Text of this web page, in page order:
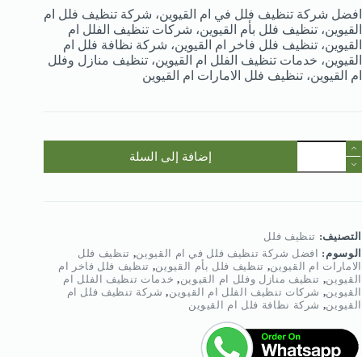
د.إ10.00.
د.إ5.00.
افضل شركة تنظيف فلل في ام القيوين، شركة تنظيف فلل ام
القيوين، تنظيف فلل بأم القيوين، شركات تنظيف الفلل ام
القيوين، تنظيف فلل فاخر ام القيوين، شركة نظافة فلل ام
القيوين، خدمات تنظيف الفلل ام القيوين، تنظيف منازل وفلل
ام القيوين، تنظيف فلل الامارات ام القيوين
كمية
افضل
شركة
ام
القيوين
:0568950034
إضافة إلى السلة
التصنيف: تنظيف فلل
الوسوم:
افضل شركة تنظيف فلل في ام القيوين, تنظيف فلل
الامارات ام القيوين, تنظيف فلل بأم القيوين, تنظيف فلل فاخر ام
القيوين, تنظيف منازل وفلل ام القيوين, خدمات تنظيف الفلل ام
القيوين, شركات تنظيف الفلل ام القيوين, شركة تنظيف فلل ام
القيوين, شركة نظافة فلل ام القيوين